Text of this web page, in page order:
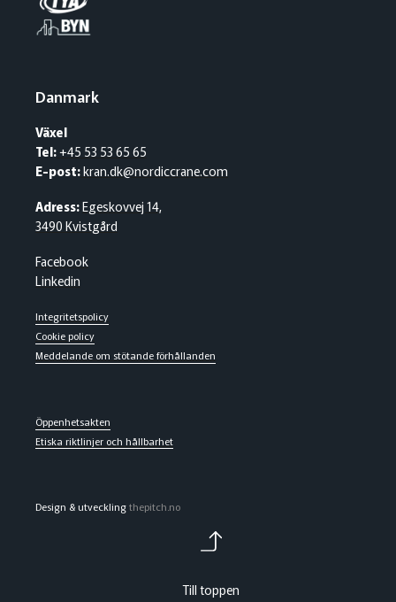
Danmark
Växel
Tel:+45 53 53 65 65
E-post:kran.dk@nordiccrane.com
Adress:Egeskovvej 14,
3490 Kvistgård
Facebook
Linkedin
Integritetspolicy
Cookie policy
Meddelande om stötande förhållanden
Öppenhetsakten
Etiska riktlinjer och hållbarhet
Design & utvecklingthepitch.no
Till toppen